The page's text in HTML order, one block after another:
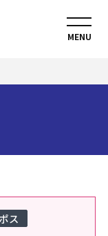
MENU
ス